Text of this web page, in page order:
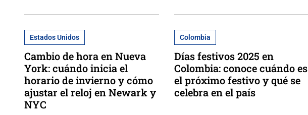
Estados Unidos
Cambio de hora en Nueva
York: cuándo inicia el
horario de invierno y cómo
ajustar el reloj en Newark y
NYC
Colombia
Días festivos 2025 en
Colombia: conoce cuándo es
el próximo festivo y qué se
celebra en el país